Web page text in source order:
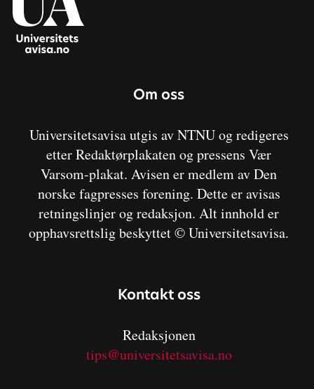
Om oss
Universitetsavisa utgis av NTNU og redigeres
etter Redaktørplakaten og pressens Vær
Varsom-plakat. Avisen er medlem av Den
norske fagpresses forening. Dette er avisas
retningslinjer og redaksjon. Alt innhold er
opphavsrettslig beskyttet © Universitetsavisa.
Kontakt oss
Redaksjonen
tips@universitetsavisa.no